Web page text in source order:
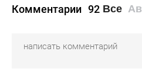
Комментарии 92 Все